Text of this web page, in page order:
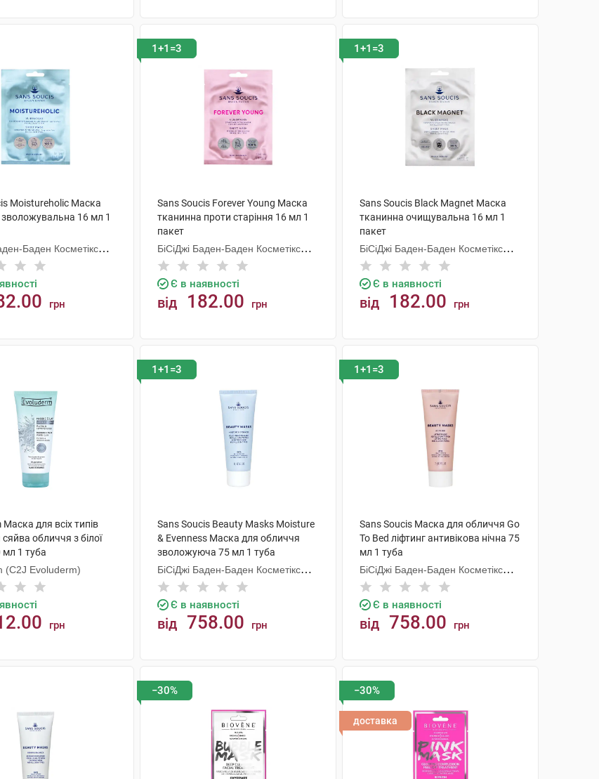
Moistureholic Маска
16 мл 1
Баден Косметікс
грн
1+1=3
Sans Soucis Forever Young Маска
тканинна проти старіння 16 мл 1
пакет
БіСіДжі Баден-Баден Косметікс
Груп Гмбх
Є в наявності
від 182.00 грн
1+1=3
Sans Soucis Black Magnet Маска
тканинна очищувальна 16 мл 1
пакет
БіСіДжі Баден-Баден Косметікс
Груп Гмбх
Є в наявності
від 182.00 грн
Маска для всіх типів
обличчя з білої
мл 1 туба
(C2J Evoluderm)
грн
1+1=3
Sans Soucis Beauty Masks Moisture
& Evenness Маска для обличчя
зволожуюча 75 мл 1 туба
БіСіДжі Баден-Баден Косметікс
Груп Гмбх
Є в наявності
від 758.00 грн
1+1=3
Sans Soucis Маска для обличчя Go
To Bed ліфтинг антивікова нічна 75
мл 1 туба
БіСіДжі Баден-Баден Косметікс
Груп Гмбх
Є в наявності
від 758.00 грн
−30% −30%
доставка